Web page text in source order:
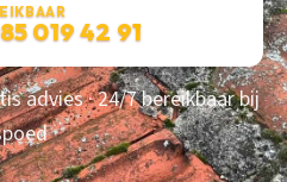
019 42 91
advies · 24/7 bereikbaar bij